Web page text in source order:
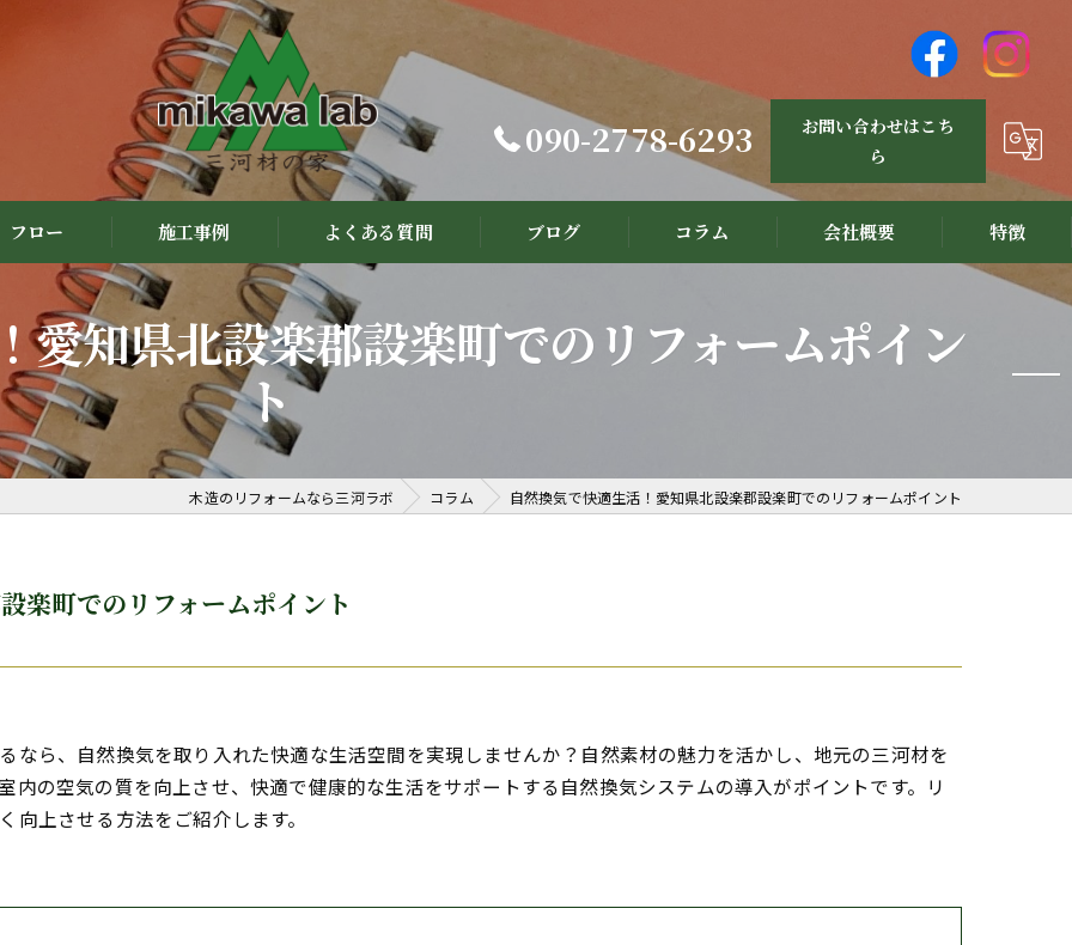
090-2778-6293
お問い合わせはこち
ら
フロー 施工事例 よくある質問 ブログ コラム 会社概要 特徴
リノベーション
注文住宅
愛知県北設楽郡設楽町でのリフォームポイン
ト
木造のリフォームなら三河ラボ コラム 自然換気で快適生活！愛知県北設楽郡設楽町でのリフォームポイント
楽町でのリフォームポイント
なら、自然換気を取り入れた快適な生活空間を実現しませんか？自然素材の魅力を活かし、地元の三河材を
内の空気の質を向上させ、快適で健康的な生活をサポートする自然換気システムの導入がポイントです。リ
上させる方法をご紹介します。